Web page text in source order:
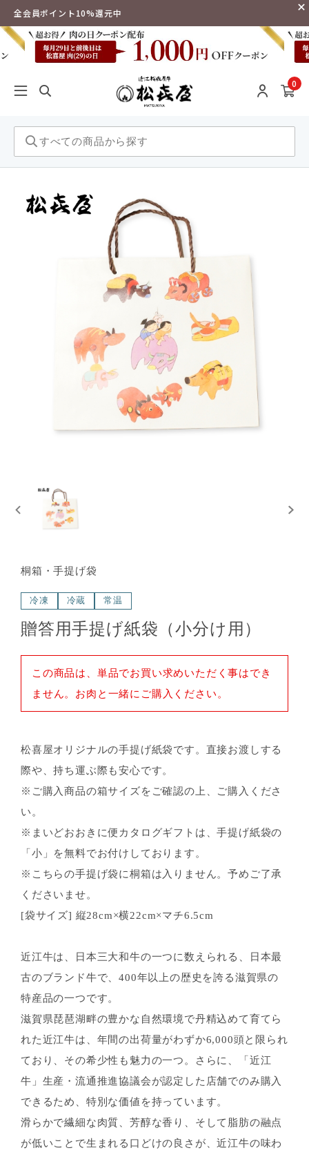
全会員ポイント10%還元中
0
桐箱・手提げ袋
冷凍 冷蔵 常温
贈答用手提げ紙袋（小分け用）
この商品は、単品でお買い求めいただく事はでき
ません。お肉と一緒にご購入ください。
松喜屋オリジナルの手提げ紙袋です。直接お渡しする
際や、持ち運ぶ際も安心です。
※ご購入商品の箱サイズをご確認の上、ご購入くださ
い。
※まいどおおきに便カタログギフトは、手提げ紙袋の
「小」を無料でお付けしております。
※こちらの手提げ袋に桐箱は入りません。予めご了承
くださいませ。
[袋サイズ] 縦28cm×横22cm×マチ6.5cm
近江牛は、日本三大和牛の一つに数えられる、日本最
古のブランド牛で、400年以上の歴史を誇る滋賀県の
特産品の一つです。
滋賀県琵琶湖畔の豊かな自然環境で丹精込めて育てら
れた近江牛は、年間の出荷量がわずか6,000頭と限られ
ており、その希少性も魅力の一つ。さらに、「近江
牛」生産・流通推進協議会が認定した店舗でのみ購入
できるため、特別な価値を持っています。
滑らかで繊細な肉質、芳醇な香り、そして脂肪の融点
が低いことで生まれる口どけの良さが、近江牛の味わ